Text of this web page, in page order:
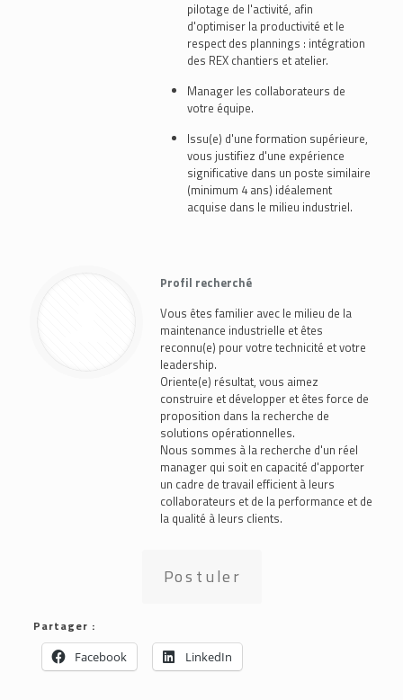
pilotage de l'activité, afin
d'optimiser la productivité et le
respect des plannings : intégration
des REX chantiers et atelier.
Manager les collaborateurs de
votre équipe.
Issu(e) d'une formation supérieure,
vous justifiez d'une expérience
significative dans un poste similaire
(minimum 4 ans) idéalement
acquise dans le milieu industriel.
Profil recherché
Vous êtes familier avec le milieu de la
maintenance industrielle et êtes
reconnu(e) pour votre technicité et votre
leadership.
Oriente(e) résultat, vous aimez
construire et développer et êtes force de
proposition dans la recherche de
solutions opérationnelles.
Nous sommes à la recherche d'un réel
manager qui soit en capacité d'apporter
un cadre de travail efficient à leurs
collaborateurs et de la performance et de
la qualité à leurs clients.
Postuler
Partager :
Facebook LinkedIn